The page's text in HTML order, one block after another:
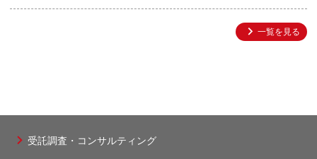
一覧を見る
受託調査・コンサルティング